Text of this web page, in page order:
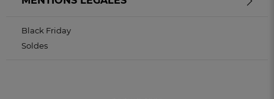
Black Friday
Soldes